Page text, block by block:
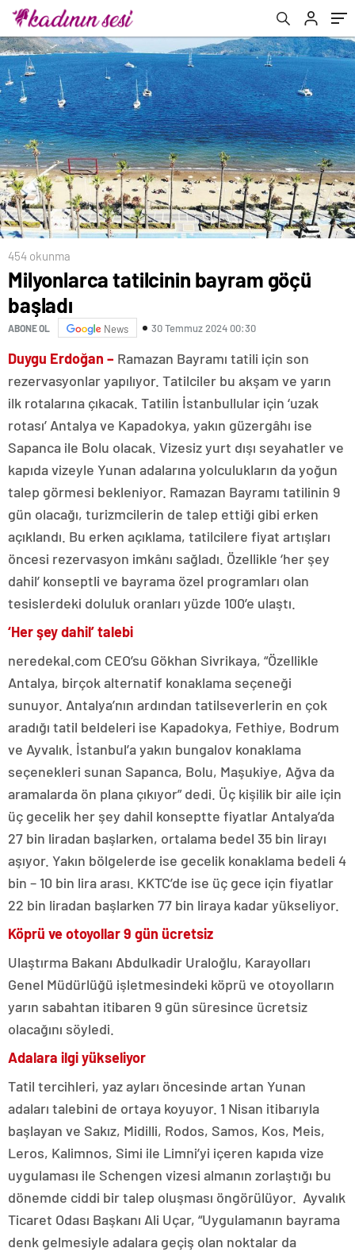
454 okunma
Milyonlarca tatilcinin bayram göçü
başladı
ABONE OL News 30 Temmuz 2024 00:30
Duygu Erdoğan – Ramazan Bayramı tatili için son
rezervasyonlar yapılıyor. Tatilciler bu akşam ve yarın
ilk rotalarına çıkacak. Tatilin İstanbullular için ‘uzak
rotası’ Antalya ve Kapadokya, yakın güzergâhı ise
Sapanca ile Bolu olacak. Vizesiz yurt dışı seyahatler ve
kapıda vizeyle Yunan adalarına yolculukların da yoğun
talep görmesi bekleniyor. Ramazan Bayramı tatilinin 9
gün olacağı, turizmcilerin de talep ettiği gibi erken
açıklandı. Bu erken açıklama, tatilcilere fiyat artışları
öncesi rezervasyon imkânı sağladı. Özellikle ‘her şey
dahil’ konseptli ve bayrama özel programları olan
tesislerdeki doluluk oranları yüzde 100’e ulaştı.
‘Her şey dahil’ talebi
neredekal.com CEO’su Gökhan Sivrikaya, “Özellikle
Antalya, birçok alternatif konaklama seçeneği
sunuyor. Antalya’nın ardından tatilseverlerin en çok
aradığı tatil beldeleri ise Kapadokya, Fethiye, Bodrum
ve Ayvalık. İstanbul’a yakın bungalov konaklama
seçenekleri sunan Sapanca, Bolu, Maşukiye, Ağva da
aramalarda ön plana çıkıyor” dedi. Üç kişilik bir aile için
üç gecelik her şey dahil konseptte fiyatlar Antalya’da
27 bin liradan başlarken, ortalama bedel 35 bin lirayı
aşıyor. Yakın bölgelerde ise gecelik konaklama bedeli 4
bin – 10 bin lira arası. KKTC’de ise üç gece için fiyatlar
22 bin liradan başlarken 77 bin liraya kadar yükseliyor.
Köprü ve otoyollar 9 gün ücretsiz
Ulaştırma Bakanı Abdulkadir Uraloğlu, Karayolları
Genel Müdürlüğü işletmesindeki köprü ve otoyolların
yarın sabahtan itibaren 9 gün süresince ücretsiz
olacağını söyledi.
Adalara ilgi yükseliyor
Tatil tercihleri, yaz ayları öncesinde artan Yunan
adaları talebini de ortaya koyuyor. 1 Nisan itibarıyla
başlayan ve Sakız, Midilli, Rodos, Samos, Kos, Meis,
Leros, Kalimnos, Simi ile Limni’yi içeren kapıda vize
uygulaması ile Schengen vizesi almanın zorlaştığı bu
dönemde ciddi bir talep oluşması öngörülüyor. Ayvalık
Ticaret Odası Başkanı Ali Uçar, “Uygulamanın bayrama
denk gelmesiyle adalara geçiş olan noktalar da